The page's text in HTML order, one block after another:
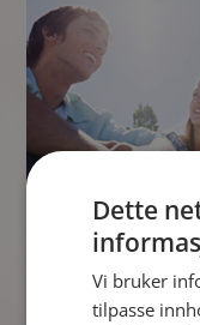
Dette
Vi bruker
tilpasse